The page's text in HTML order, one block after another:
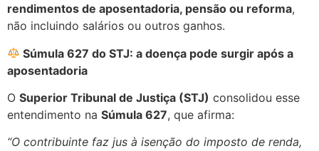
rendimentos de aposentadoria, pensão ou reforma,
não incluindo salários ou outros ganhos.
Súmula 627 do STJ: a doença pode surgir após a
aposentadoria
O Superior Tribunal de Justiça (STJ) consolidou esse
entendimento na Súmula 627, que afirma:
“O contribuinte faz jus à isenção do imposto de renda,